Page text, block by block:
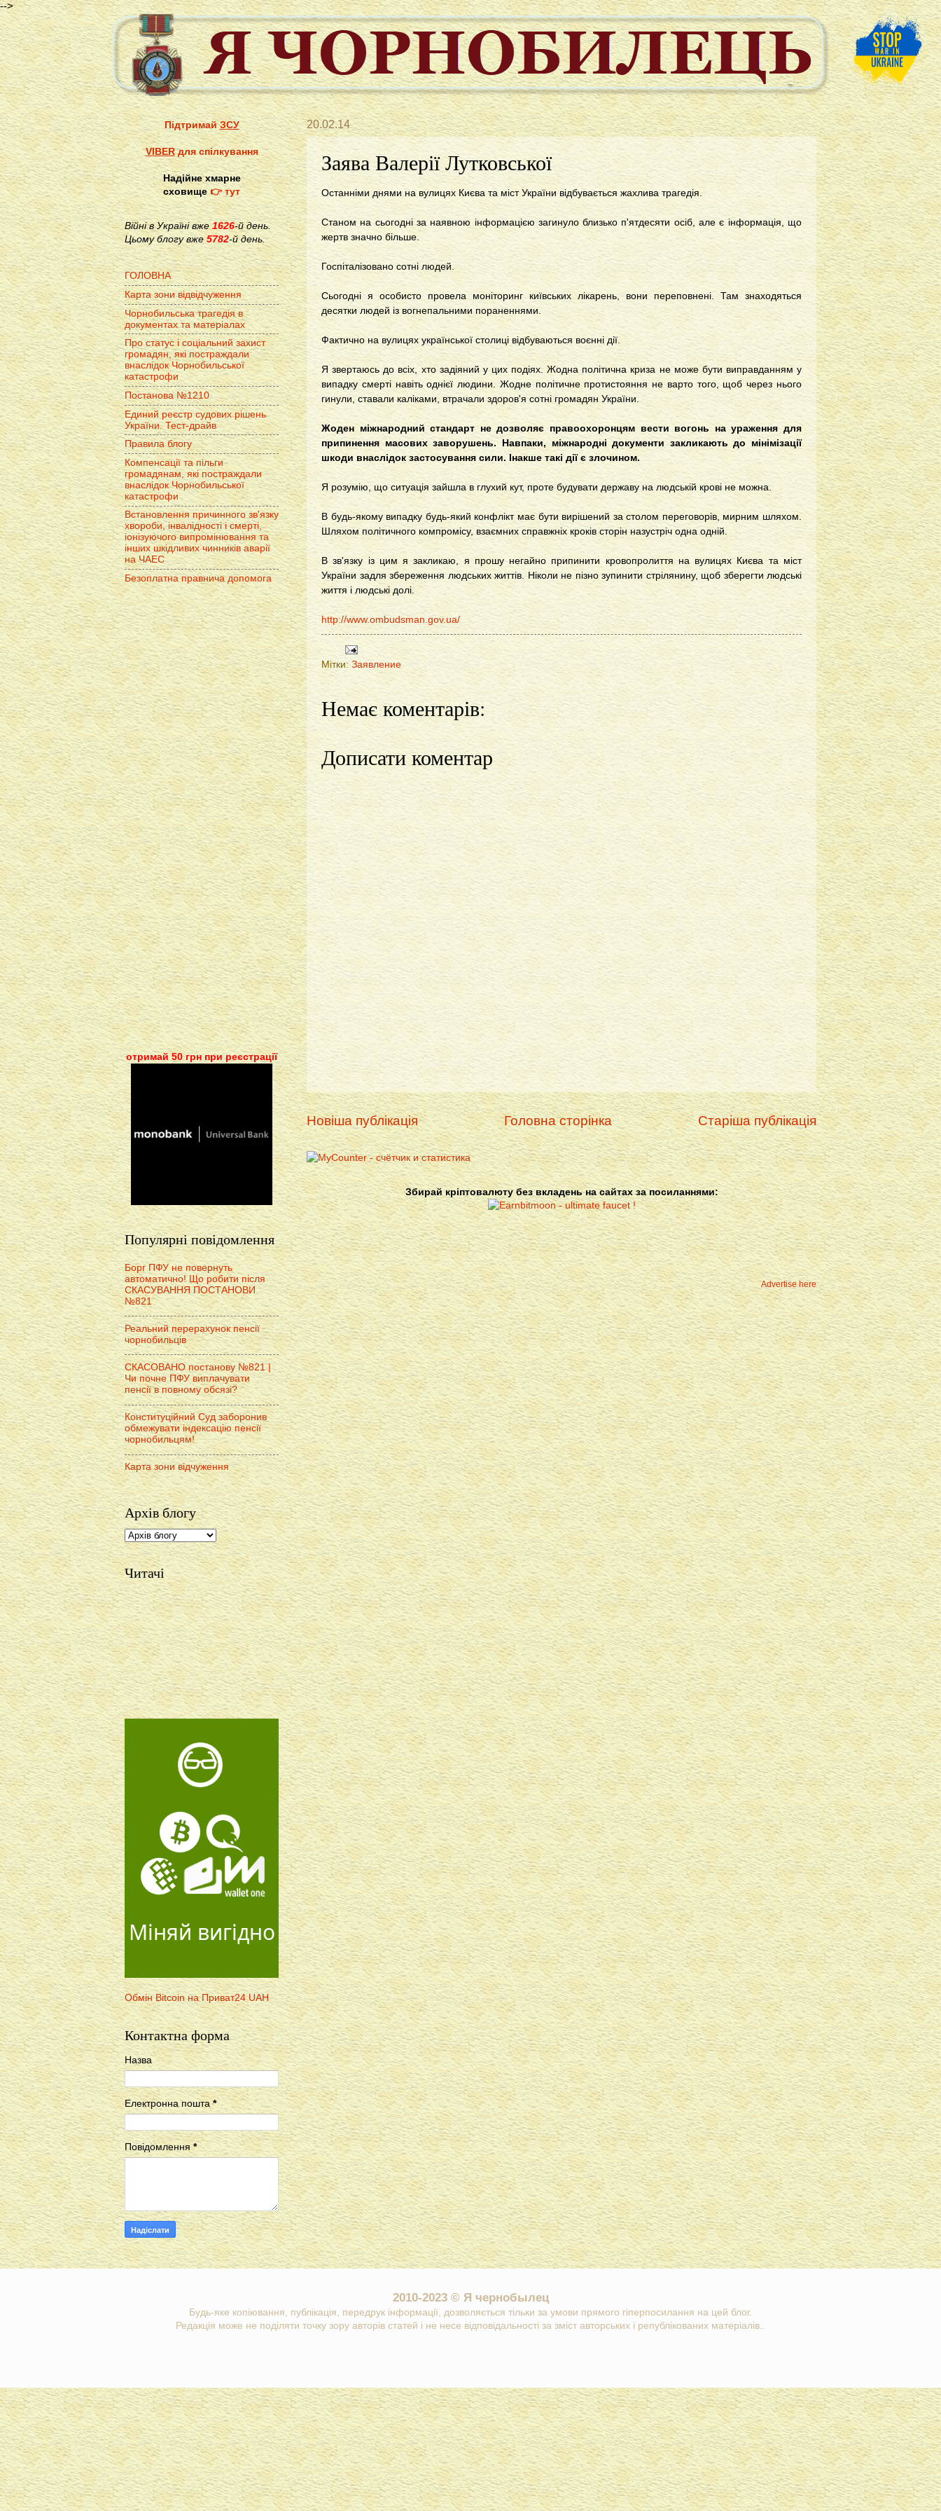
-->
20.02.14
Заява Валерії Лутковської
Останніми днями на вулицях Києва та міст України відбувається жахлива трагедія.
Станом на сьогодні за наявною інформацією загинуло близько п'ятдесяти осіб, але є інформація, що
жертв значно більше.
Госпіталізовано сотні людей.
Сьогодні я особисто провела моніторинг київських лікарень, вони переповнені. Там знаходяться
десятки людей із вогнепальними пораненнями.
Фактично на вулицях української столиці відбуваються воєнні дії.
Я звертаюсь до всіх, хто задіяний у цих подіях. Жодна політична криза не може бути виправданням у
випадку смерті навіть однієї людини. Жодне політичне протистояння не варто того, щоб через нього
гинули, ставали каліками, втрачали здоров'я сотні громадян України.
Жоден міжнародний стандарт не дозволяє правоохоронцям вести вогонь на ураження для
припинення масових заворушень. Навпаки, міжнародні документи закликають до мінімізації
шкоди внаслідок застосування сили. Інакше такі дії є злочином.
Я розумію, що ситуація зайшла в глухий кут, проте будувати державу на людській крові не можна.
В будь-якому випадку будь-який конфлікт має бути вирішений за столом переговорів, мирним шляхом.
Шляхом політичного компромісу, взаємних справжніх кроків сторін назустріч одна одній.
В зв'язку із цим я закликаю, я прошу негайно припинити кровопролиття на вулицях Києва та міст
України задля збереження людських життів. Ніколи не пізно зупинити стрілянину, щоб зберегти людські
життя і людські долі.
http://www.ombudsman.gov.ua/
Мітки: Заявление
Немає коментарів:
Дописати коментар
Новіша публікація Старіша публікація
Головна сторінка
Збирай кріптовалюту без вкладень на сайтах за посиланнями:
Advertise here
ПідтримайЗСУ
VIBERдля спілкування
Надійне хмарне
сховище👉 тут
Війні в Україні вже1626-й день.
Цьому блогу вже 5782-й день.
ГОЛОВНА
Карта зони відвідчуження
Чорнобильська трагедія в
документах та матеріалах
Про статус і соціальний захист
громадян, які постраждали
внаслідок Чорнобильської
катастрофи
Постанова №1210
Единий реєстр судових рішень
України. Тест-драйв
Правила блогу
Компенсації та пільги
громадянам, які постраждали
внаслідок Чорнобильської
катастрофи
Встановлення причинного зв'язку
хвороби, інвалідності і смерті,
іонізуючого випромінювання та
інших шкідливих чинників аварії
на ЧАЕС
Безоплатна правнича допомога
отримай 50 грн при реєстрації
Популярні повідомлення
Борг ПФУ не повернуть
автоматично! Що робити після
СКАСУВАННЯ ПОСТАНОВИ
№821
Реальний перерахунок пенсії
чорнобильців
СКАСОВАНО постанову №821 |
Чи почне ПФУ виплачувати
пенсії в повному обсязі?
Конституційний Суд заборонив
обмежувати індексацію пенсії
чорнобильцям!
Карта зони відчуження
Архів блогу
Читачі
Міняй вигідно
Обмін Bitcoin на Приват24 UAH
Контактна форма
Назва
Електронна пошта*
Повідомлення *
2010-2023 © Я чернобылец
Будь-яке копіювання, публікація, передрук інформації, дозволяється тільки за умови прямого гіперпосилання на цей блог.
Редакція може не поділяти точку зору авторів статей і не несе відповідальності за зміст авторських і републікованих матеріалів..